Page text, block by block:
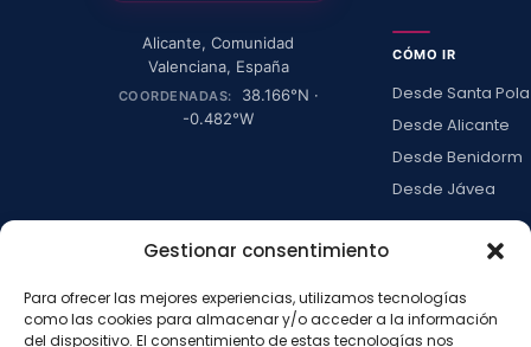
Gestionar consentimiento
Para ofrecer las mejores experiencias, utilizamos tecnologías
como las cookies para almacenar y/o acceder a la información
del dispositivo. El consentimiento de estas tecnologías nos
Alicante,Comunidad
Valenciana, España
COORDENADAS: 38.166°N ·
-0.482°W
CÓMO IR
Desde Santa Pola
Desde Alicante
Desde Benidorm
Desde Jávea
LA ISLA
Actividades